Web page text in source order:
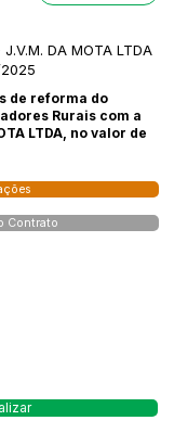
DA MOTA LTDA
de reforma do
Rurais com a
LTDA, no valor de
Contrato